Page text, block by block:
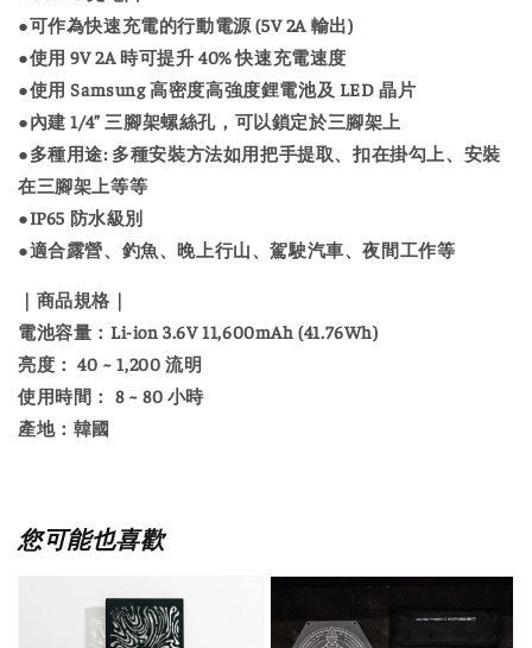
●可作為快速充電的行動電源 (5V 2A 輸出)
●使用 9V 2A 時可提升 40% 快速充電速度
●使用 Samsung 高密度高強度鋰電池及 LED 晶片
●內建 1/4” 三腳架螺絲孔，可以鎖定於三腳架上
●多種用途: 多種安裝方法如用把手提取、扣在掛勾上、安裝
在三腳架上等等
●IP65 防水級別
●適合露營、釣魚、晚上行山、駕駛汽車、夜間工作等
｜商品規格｜
電池容量：Li-ion 3.6V 11,600mAh (41.76Wh)
亮度： 40 ~ 1,200 流明
使用時間： 8 ~ 80 小時
產地：韓國
您可能也喜歡